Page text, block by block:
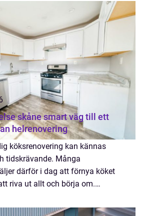
beläggningar och klump...
smart väg till ett
helrenovering
köksrenovering kan kännas
tidskrävande. Många
därför i dag att förnya köket
riva ut allt och börja om.
går det att skapa ett